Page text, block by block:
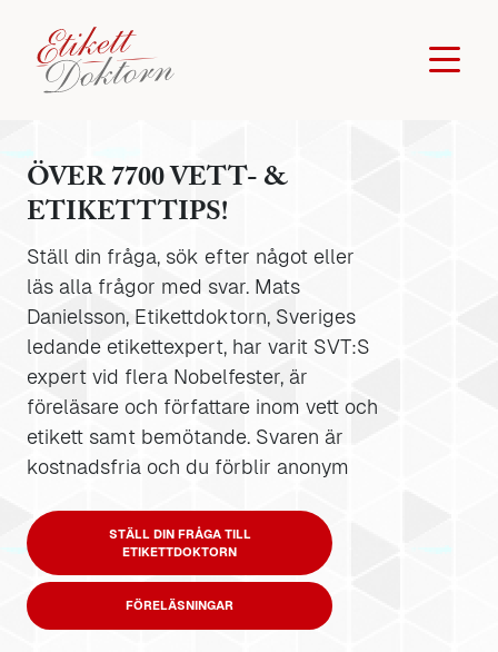
ÖVER 7700 VETT- &
ETIKETTTIPS!
Ställ din fråga, sök efter något eller
läs alla frågor med svar. Mats
Danielsson, Etikettdoktorn, Sveriges
ledande etikettexpert, har varit SVT:S
expert vid flera Nobelfester, är
föreläsare och författare inom vett och
etikett samt bemötande. Svaren är
kostnadsfria och du förblir anonym
STÄLL DIN FRÅGA TILL
ETIKETTDOKTORN
FÖRELÄSNINGAR